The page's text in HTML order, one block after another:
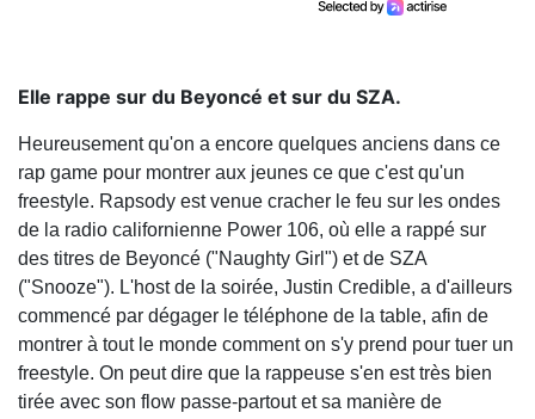
Elle rappe sur du Beyoncé et sur du SZA.
Heureusement qu'on a encore quelques anciens dans ce
rap game pour montrer aux jeunes ce que c'est qu'un
freestyle. Rapsody est venue cracher le feu sur les ondes
de la radio californienne Power 106, où elle a rappé sur
des titres de Beyoncé ("Naughty Girl") et de SZA
("Snooze"). L'host de la soirée, Justin Credible, a d'ailleurs
commencé par dégager le téléphone de la table, afin de
montrer à tout le monde comment on s'y prend pour tuer un
freestyle. On peut dire que la rappeuse s'en est très bien
tirée avec son flow passe-partout et sa manière de